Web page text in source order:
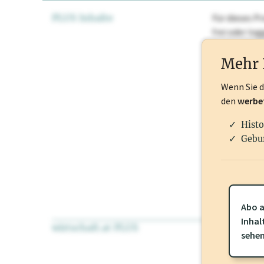
PLUS Inhalte
Für dieses
frei oder
wirtschaft.at PLUS
Für dieses
frei oder
Mehr
Wenn Sie
den
Abo